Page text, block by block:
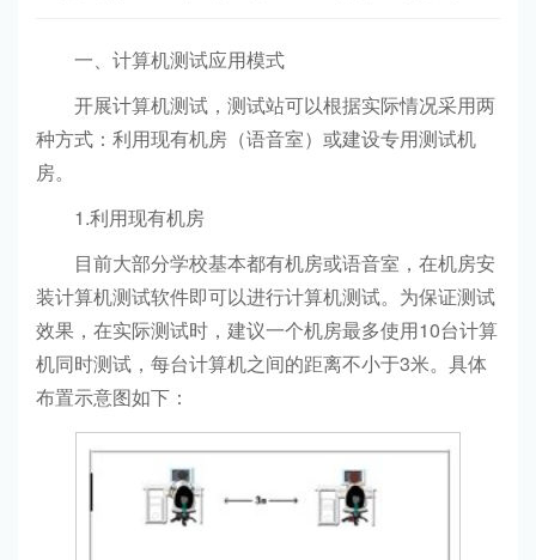
一、计算机测试应用模式
开展计算机测试，测试站可以根据实际情况采用两
种方式：利用现有机房（语音室）或建设专用测试机
房。
1.利用现有机房
目前大部分学校基本都有机房或语音室，在机房安
装计算机测试软件即可以进行计算机测试。为保证测试
效果，在实际测试时，建议一个机房最多使用10台计算
机同时测试，每台计算机之间的距离不小于3米。具体
布置示意图如下：